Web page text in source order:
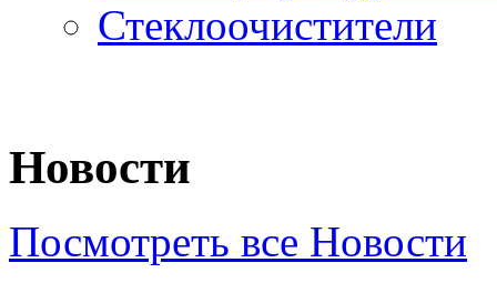
Стеклоочистители
Новости
Посмотреть все Новости